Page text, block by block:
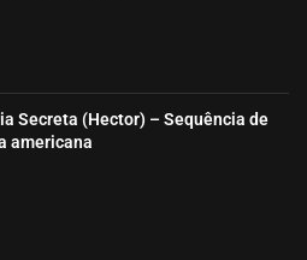
Secreta (Hector) – Sequência de
americana